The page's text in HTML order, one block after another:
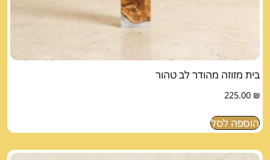
בית מזוזה מהודר לב טהור
225.00 ₪
הוספה לסל